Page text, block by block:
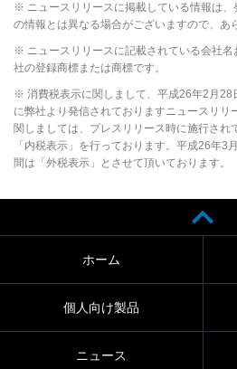
※ ニュースリリースに掲載している情報は
の情報とは異なる場合がございますので、あ
※ ニュースリリースに記載されている会社名
社の登録商標または商標です。
※ 消費税表示に関しまして、平成26年2月28
に弊社より発信されておりますニュースリリ
関しましては、プレスリリース時に施行され
「内税表示」を行っております。平成26年3
間は「外税表示」とさせて頂いております。
ホーム
個人向け製品
ニュース